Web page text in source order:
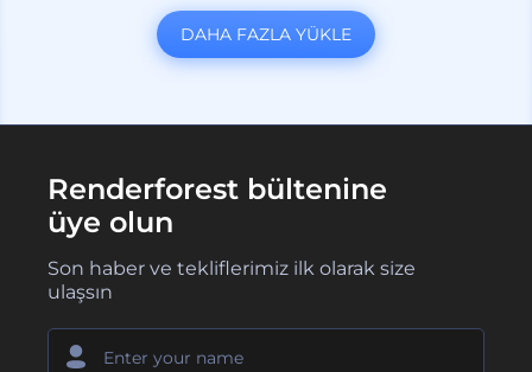
DAHA FAZLA YÜKLE
Renderforest bültenine
üye olun
Son haber ve tekliflerimiz ilk olarak size
ulaşsın